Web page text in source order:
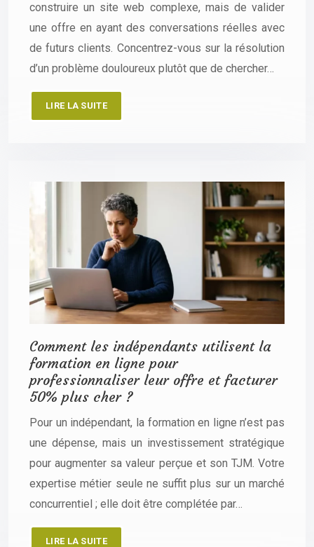
construire un site web complexe, mais de valider
une offre en ayant des conversations réelles avec
de futurs clients. Concentrez-vous sur la résolution
d’un problème douloureux plutôt que de chercher…
LIRE LA SUITE
Comment les indépendants utilisent la
formation en ligne pour
professionnaliser leur offre et facturer
50% plus cher ?
Pour un indépendant, la formation en ligne n’est pas
une dépense, mais un investissement stratégique
pour augmenter sa valeur perçue et son TJM. Votre
expertise métier seule ne suffit plus sur un marché
concurrentiel ; elle doit être complétée par…
LIRE LA SUITE